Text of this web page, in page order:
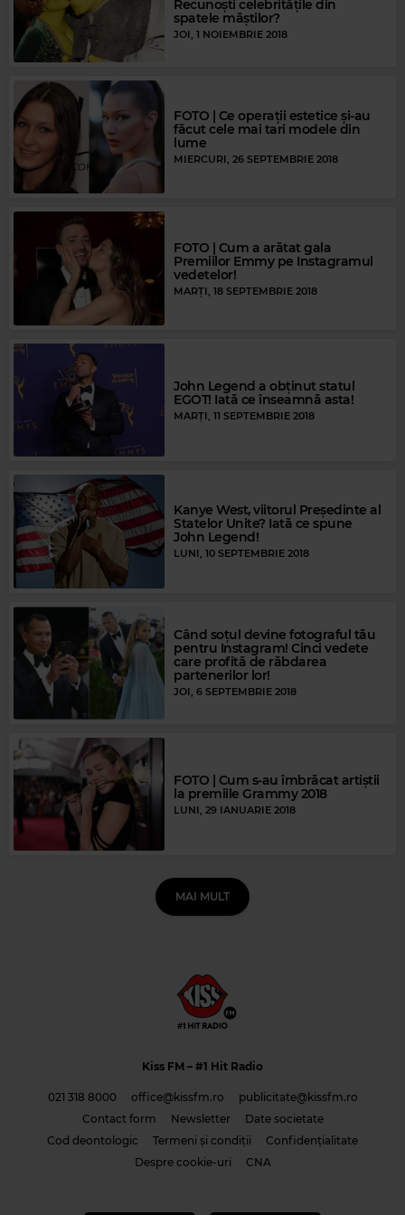
Recunoști celebritățile din
spatele măștilor?
JOI, 1 NOIEMBRIE 2018
FOTO | Ce operații estetice și-au
făcut cele mai tari modele din
lume
MIERCURI, 26 SEPTEMBRIE 2018
FOTO | Cum a arătat gala
Premiilor Emmy pe Instagramul
vedetelor!
MARȚI, 18 SEPTEMBRIE 2018
John Legend a obținut statul
EGOT! Iată ce înseamnă asta!
MARȚI, 11 SEPTEMBRIE 2018
Kanye West, viitorul Președinte al
Statelor Unite? Iată ce spune
John Legend!
LUNI, 10 SEPTEMBRIE 2018
Când soțul devine fotograful tău
pentru Instagram! Cinci vedete
care profită de răbdarea
partenerilor lor!
JOI, 6 SEPTEMBRIE 2018
FOTO | Cum s-au îmbrăcat artiștii
la premiile Grammy 2018
LUNI, 29 IANUARIE 2018
MAI MULT
Kiss FM – #1 Hit Radio
021 318 8000 office@kissfm.ro
publicitate@kissfm.ro
Contact form
Newsletter
Date societate
Cod deontologic
Termeni și condiții
Confidențialitate
Despre cookie-uri
CNA